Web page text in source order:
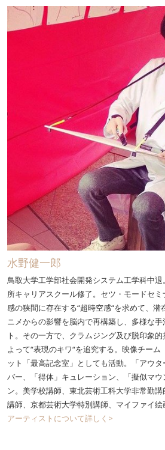
水野健一郎
鳥取大学工学部社会開発システム工学科中
所キャリアスクール修了。セツ・モードセ
感の狭間に存在する“超時空感“を求めて、
ニメからの影響を脳内で再構築し、多様な
ト。その一方で、クラムジング及び脱印象
よって“表現のキワ“を追究する。映像チー
ット「最高記念室」としても活動。「アウ
バー、「得体」キュレーション、「擬似マウ
ン。美学校講師、東北芸術工科大学非常勤
講師、京都芸術大学特別講師、マイファイ絵
アーティストについて詳しく>